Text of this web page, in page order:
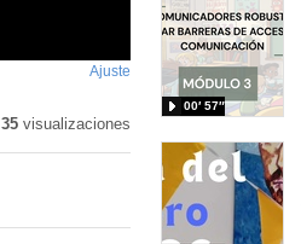
Ajuste
pantalla
35visualizaciones
00′ 57″